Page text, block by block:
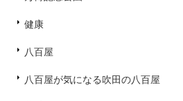
健康
八百屋
八百屋が気になる吹田の八百屋